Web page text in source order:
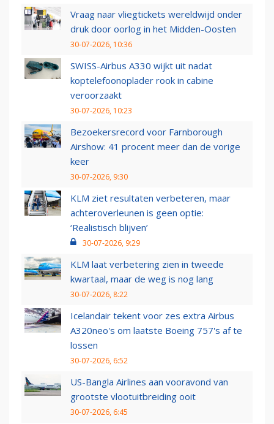
Vraag naar vliegtickets wereldwijd onder
druk door oorlog in het Midden-Oosten
30-07-2026, 10:36
SWISS-Airbus A330 wijkt uit nadat
koptelefoonoplader rook in cabine
veroorzaakt
30-07-2026, 10:23
Bezoekersrecord voor Farnborough
Airshow: 41 procent meer dan de vorige
keer
30-07-2026, 9:30
KLM ziet resultaten verbeteren, maar
achteroverleunen is geen optie:
‘Realistisch blijven’
30-07-2026, 9:29
KLM laat verbetering zien in tweede
kwartaal, maar de weg is nog lang
30-07-2026, 8:22
Icelandair tekent voor zes extra Airbus
A320neo's om laatste Boeing 757's af te
lossen
30-07-2026, 6:52
US-Bangla Airlines aan vooravond van
grootste vlootuitbreiding ooit
30-07-2026, 6:45